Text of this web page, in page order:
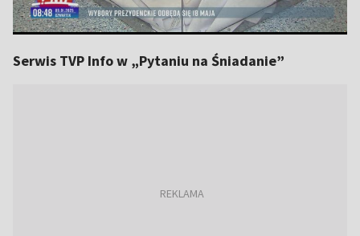
Serwis TVP Info w „Pytaniu na Śniadanie”